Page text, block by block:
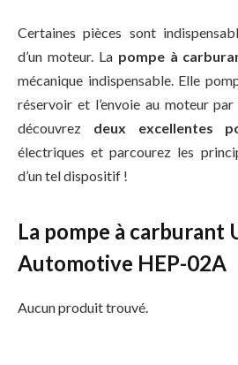
Certaines pièces sont
d’un moteur. La pompe à
mécanique indispensable. Elle
réservoir et l’envoie au moteur
découvrez deux excellentes
électriques et parcourez les
d’un tel dispositif !
La pompe à carburant
Automotive HEP-02A
Aucun produit trouvé.